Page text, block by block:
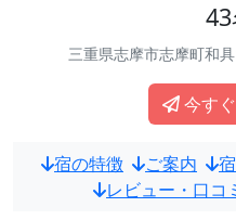
三重県志摩市志摩町和
今す
宿の特徴 ご案内
レビュー・口コ